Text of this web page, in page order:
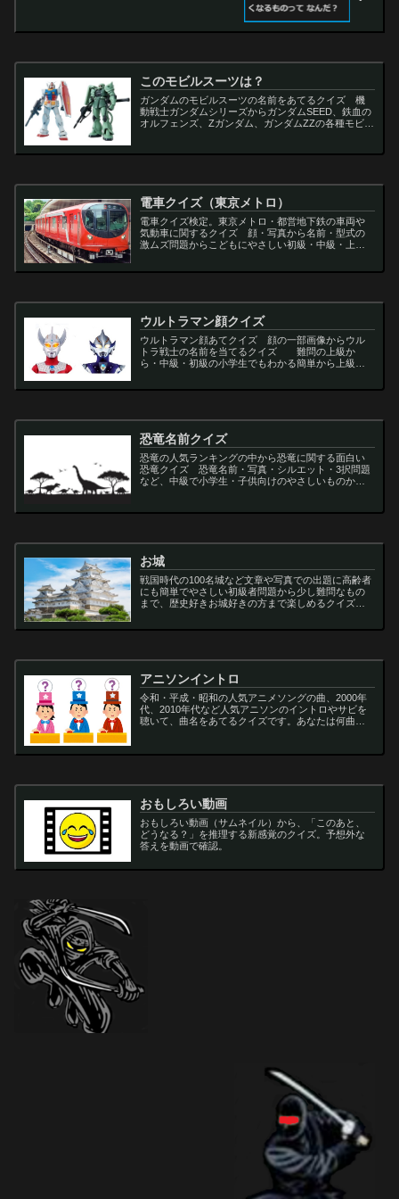
このモビルスーツは？
ガンダムのモビルスーツの名前をあてるクイズ 機
動戦士ガンダムシリーズからガンダムSEED、鉄血の
オルフェンズ、Zガンダム、ガンダムZZの各種モビル
電車クイズ（東京メトロ）
電車クイズ検定。東京メトロ・都営地下鉄の車両や
気動車に関するクイズ 顔・写真から名前・型式の
激ムズ問題からこどもにやさしい初級・中級・上級
ウルトラマン顔クイズ
ウルトラマン顔あてクイズ 顔の一部画像からウル
トラ戦士の名前を当てるクイズ 難問の上級か
ら・中級・初級の小学生でもわかる簡単から上級者
恐竜名前クイズ
恐竜の人気ランキングの中から恐竜に関する面白い
恐竜クイズ 恐竜名前・写真・シルエット・3択問題
など、中級で小学生・子供向けのやさしいものから
サ...
お城
戦国時代の100名城など文章や写真での出題に高齢者
にも簡単でやさしい初級者問題から少し難問なもの
まで、歴史好きお城好きの方まで楽しめるクイズで
アニソンイントロ
令和・平成・昭和の人気アニメソングの曲、2000年
代、2010年代など人気アニソンのイントロやサビを
聴いて、曲名をあてるクイズです。あなたは何曲わ
おもしろい動画
おもしろい動画（サムネイル）から、「このあと、
どうなる？」を推理する新感覚のクイズ。予想外な
答えを動画で確認。